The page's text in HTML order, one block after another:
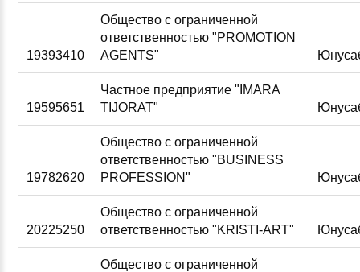
19393410
Общество с ограниченной
ответственностью "PROMOTION
AGENTS"
19595651
Частное предприятие "IMARA
TIJORAT"
19782620
Общество с ограниченной
ответственностью "BUSINESS
PROFESSION"
20225250
Общество с ограниченной
ответственностью "KRISTI-ART"
Общество с ограниченной